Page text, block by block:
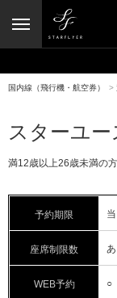
国内線（飛行機・航空券） >
スターユー
満12歳以上26歳未満の
予約期限
座席制限数 あ
WEB予約 ○